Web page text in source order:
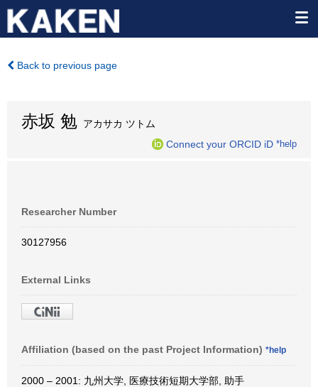
Back to previous page
赤坂 勉 アカサカ ツトム
Connect your ORCID iD *help
Researcher Number
30127956
External Links
Affiliation (based on the past Project Information) *help
2000 – 2001: 九州大学, 医療技術短期大学部, 助手